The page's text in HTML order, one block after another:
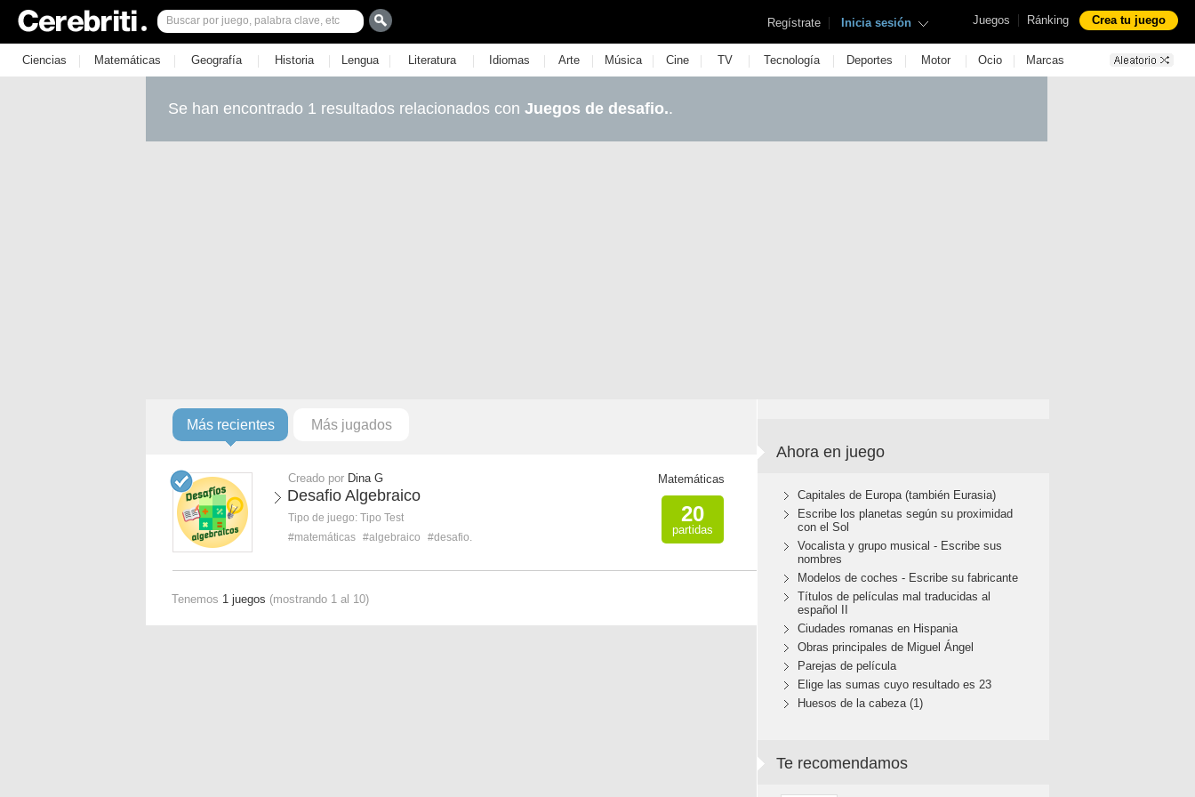
Juegos | Ránking Crea tu juego
Regístrate | Inicia sesión
Ciencias | Matemáticas | Geografía | Historia | Lengua | Literatura | Idiomas | Arte | Música | Cine | TV | Tecnología | Deportes | Motor | Ocio | Marcas
Se han encontrado 1 resultados relacionados con Juegos de desafio..
Más recientes Más jugados
Creado por Dina G
Desafio Algebraico
Tipo de juego: Tipo Test
#matemáticas #algebraico #desafio.
Matemáticas
20
partidas
Tenemos 1 juegos (mostrando 1 al 10)
Ahora en juego
Capitales de Europa (también Eurasia)
Escribe los planetas según su proximidad
con el Sol
Vocalista y grupo musical - Escribe sus
nombres
Modelos de coches - Escribe su fabricante
Títulos de películas mal traducidas al
español II
Ciudades romanas en Hispania
Obras principales de Miguel Ángel
Parejas de película
Elige las sumas cuyo resultado es 23
Huesos de la cabeza (1)
Te recomendamos